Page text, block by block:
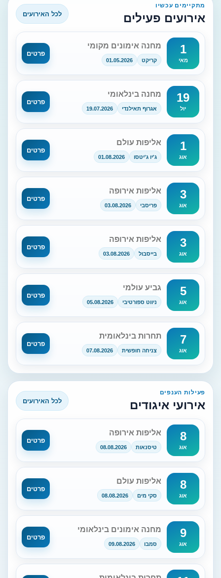
מתקיימים עכשיו
אירועים פעילים לכל האירועים
1
מאי
מחנה אימונים מקומי
קריקט 01.05.2026
פרטים
19
יול
מחנה בינלאומי
אגרוף תאילנדי 19.07.2026
פרטים
1
אוג
אליפות עולם
ג'יו ג'יטסו 01.08.2026
פרטים
3
אוג
אליפות אירופה
פריסבי 03.08.2026
פרטים
3
אוג
אליפות אירופה
בייסבול 03.08.2026
פרטים
5
אוג
גביע עולמי
ניווט ספורטיבי 05.08.2026
פרטים
7
אוג
תחרות בינלאומית
צניחה חופשית 07.08.2026
פרטים
פעילות הענפים
אירועי איגודים לכל האירועים
8
אוג
אליפות אירופה
טיסנאות 08.08.2026
פרטים
8
אוג
אליפות עולם
סקי מים 08.08.2026
פרטים
9
אוג
מחנה אימונים בינלאומי
סמבו 09.08.2026
פרטים